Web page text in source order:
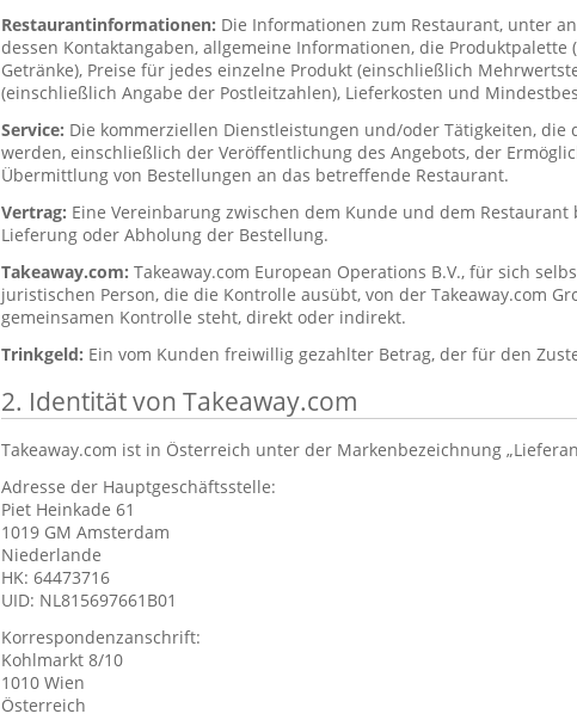
Restaurantinformationen: Die Informationen zum Restaurant, unter
dessen Kontaktangaben, allgemeine Informationen, die Produktpalette
Getränke), Preise für jedes einzelne Produkt (einschließlich
(einschließlich Angabe der Postleitzahlen), Lieferkosten und
Service: Die kommerziellen Dienstleistungen und/oder Tätigkeiten, die
werden, einschließlich der Veröffentlichung des Angebots, der
Übermittlung von Bestellungen an das betreffende Restaurant.
Vertrag: Eine Vereinbarung zwischen dem Kunde und dem
Lieferung oder Abholung der Bestellung.
Takeaway.com: Takeaway.com European Operations B.V., für sich
juristischen Person, die die Kontrolle ausübt, von der Takeaway.com
gemeinsamen Kontrolle steht, direkt oder indirekt.
Trinkgeld: Ein vom Kunden freiwillig gezahlter Betrag, der für den
2. Identität von Takeaway.com
Takeaway.com ist in Österreich unter der Markenbezeichnung
Adresse der Hauptgeschäftsstelle:
Piet Heinkade 61
1019 GM Amsterdam
Niederlande
HK: 64473716
UID: NL815697661B01
Korrespondenzanschrift:
Kohlmarkt 8/10
1010 Wien
Österreich